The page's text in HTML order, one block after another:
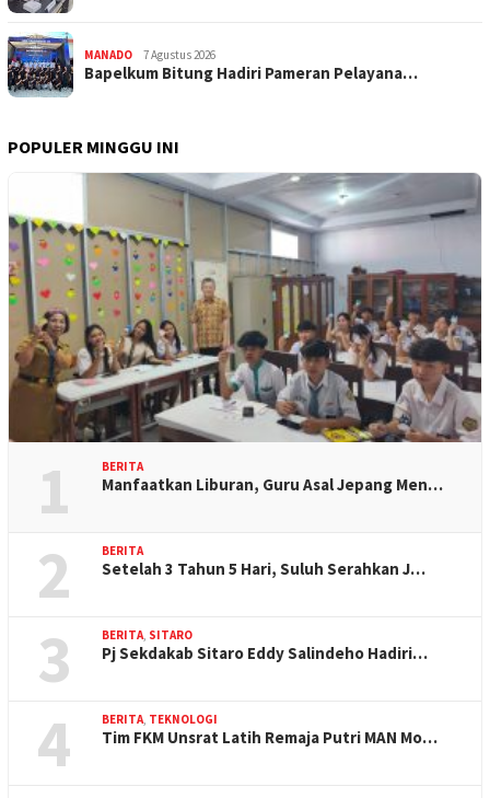
MANADO 7 Agustus 2026
‎Bapelkum Bitung Hadiri Pameran Pelayana…
POPULER MINGGU INI
1 BERITA
Manfaatkan Liburan, Guru Asal Jepang Men…
2 BERITA
Setelah 3 Tahun 5 Hari, Suluh Serahkan J…
3 BERITA SITARO
Pj Sekdakab Sitaro Eddy Salindeho Hadiri…
4 BERITA TEKNOLOGI
Tim FKM Unsrat Latih Remaja Putri MAN Mo…